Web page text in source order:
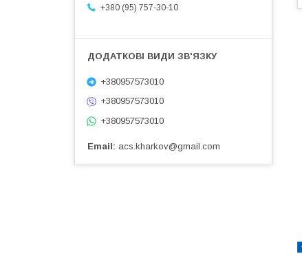
+380 (95) 757-30-10
+380957573010
+380957573010
+380957573010
Email acs.kharkov@gmail.com